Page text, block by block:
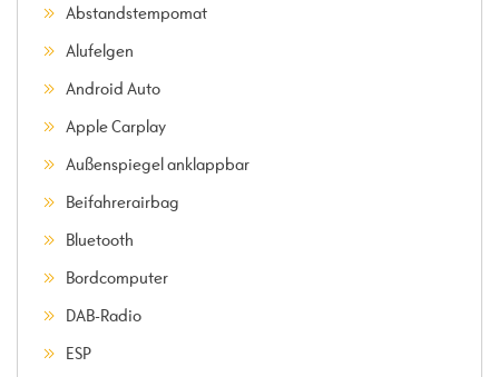
Abstandstempomat
Alufelgen
Android Auto
Apple Carplay
Außenspiegel anklappbar
Beifahrerairbag
Bluetooth
Bordcomputer
DAB-Radio
ESP